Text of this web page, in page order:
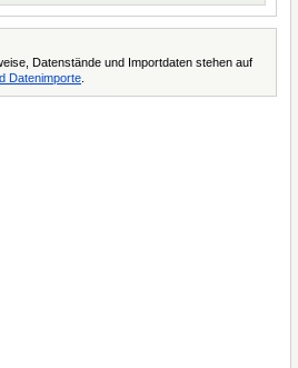
Datenstände und Importdaten stehen auf
Datenimporte